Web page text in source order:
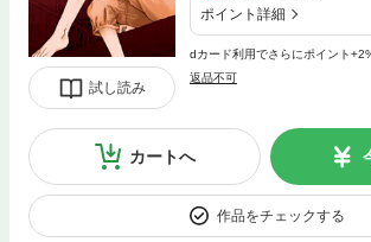
試し読み
ポイント詳細
dカード利用でさらにポイント
返品不可
カートへ
作品をチェックする